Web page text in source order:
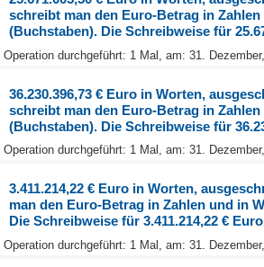
schreibt man den Euro-Betrag in
(Buchstaben). Die Schreibweise für
Operation durchgeführt: 1 Mal, am: 31.
36.230.396,73 € Euro in Worten,
schreibt man den Euro-Betrag in
(Buchstaben). Die Schreibweise für
Operation durchgeführt: 1 Mal, am: 31.
3.411.214,22 € Euro in Worten,
man den Euro-Betrag in Zahlen und in
Die Schreibweise für 3.411.214,22 € Euro
Operation durchgeführt: 1 Mal, am: 31.